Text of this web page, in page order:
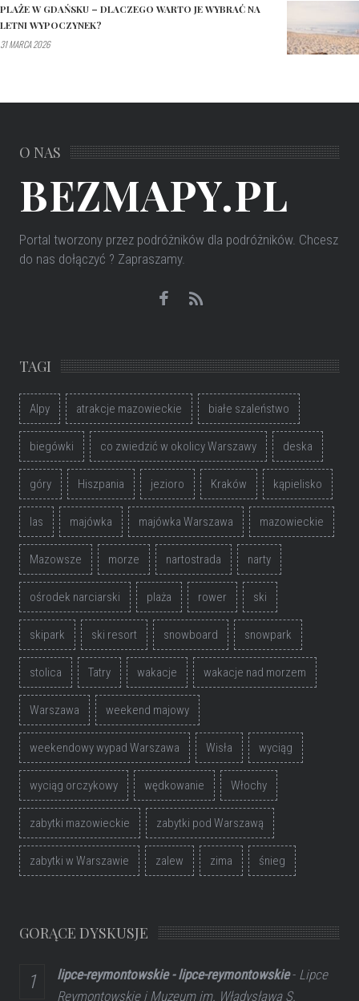
PLAŻE W GDAŃSKU – DLACZEGO WARTO JE WYBRAĆ NA
LETNI WYPOCZYNEK?
31 MARCA 2026
O NAS
BEZMAPY.PL
Portal tworzony przez podróżników dla podróżników. Chcesz
do nas dołączyć ? Zapraszamy.
TAGI
Alpy atrakcje mazowieckie białe szaleństwo
biegówki co zwiedzić w okolicy Warszawy deska
góry Hiszpania jezioro Kraków kąpielisko
las majówka majówka Warszawa mazowieckie
Mazowsze morze nartostrada narty
ośrodek narciarski plaża rower ski
skipark ski resort snowboard snowpark
stolica Tatry wakacje wakacje nad morzem
Warszawa weekend majowy
weekendowy wypad Warszawa Wisła wyciąg
wyciąg orczykowy wędkowanie Włochy
zabytki mazowieckie zabytki pod Warszawą
zabytki w Warszawie zalew zima śnieg
GORĄCE DYSKUSJE
lipce-reymontowskie - lipce-reymontowskie- Lipce
Reymontowskie i Muzeum im. Władysława S.